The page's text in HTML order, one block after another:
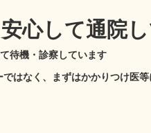
心して通院
待機・診察しています
はなく、まずはかかりつけ医